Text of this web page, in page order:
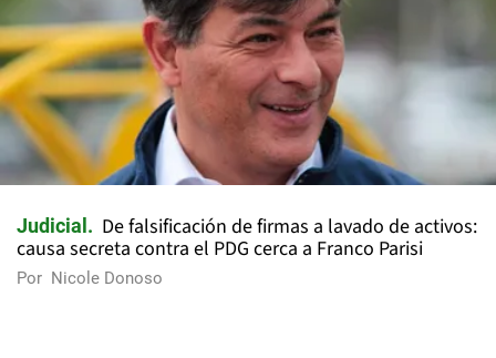
Judicial
De falsificación de firmas a lavado de activos:
causa secreta contra el PDG cerca a Franco Parisi
Por Nicole Donoso